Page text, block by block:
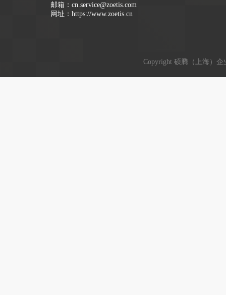
邮箱： cn.service@zoetis.com
网址： https://www.zoetis.cn
Copyright 硕腾（上海）